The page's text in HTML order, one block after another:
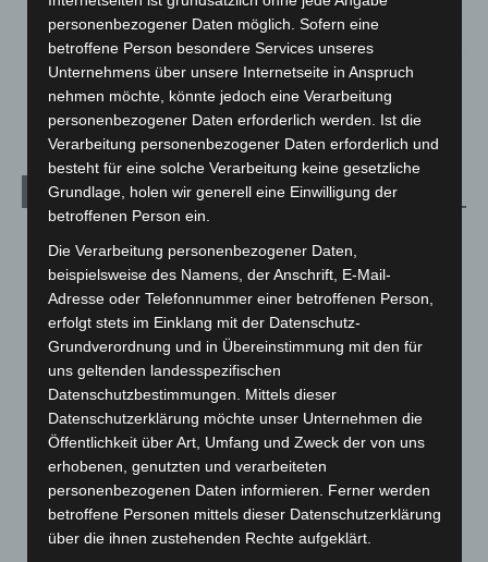
Zeugen
5. August 2026
Celle: Mensch stirbt bei Bagger-Unfall auf Baustelle
5. August 2026
Kategorien
Corona-News
Hannover und Region
5.039
Langenhagen und Ortsteile
Leserbriefe
Menschen
Über uns
Veranstaltungen
Welt
1.271
personenbezogener Daten möglich. Sofern eine
betroffene Person besondere Services unseres
Unternehmens über unsere Internetseite in Anspruch
nehmen möchte, könnte jedoch eine Verarbeitung
personenbezogener Daten erforderlich werden. Ist die
Verarbeitung personenbezogener Daten erforderlich und
besteht für eine solche Verarbeitung keine gesetzliche
Grundlage, holen wir generell eine Einwilligung der
betroffenen Person ein.
Die Verarbeitung personenbezogener Daten,
beispielsweise des Namens, der Anschrift, E-Mail-
Adresse oder Telefonnummer einer betroffenen Person,
erfolgt stets im Einklang mit der Datenschutz-
Grundverordnung und in Übereinstimmung mit den für
uns geltenden landesspezifischen
Datenschutzbestimmungen. Mittels dieser
Datenschutzerklärung möchte unser Unternehmen die
Öffentlichkeit über Art, Umfang und Zweck der von uns
erhobenen, genutzten und verarbeiteten
personenbezogenen Daten informieren. Ferner werden
betroffene Personen mittels dieser Datenschutzerklärung
über die ihnen zustehenden Rechte aufgeklärt.